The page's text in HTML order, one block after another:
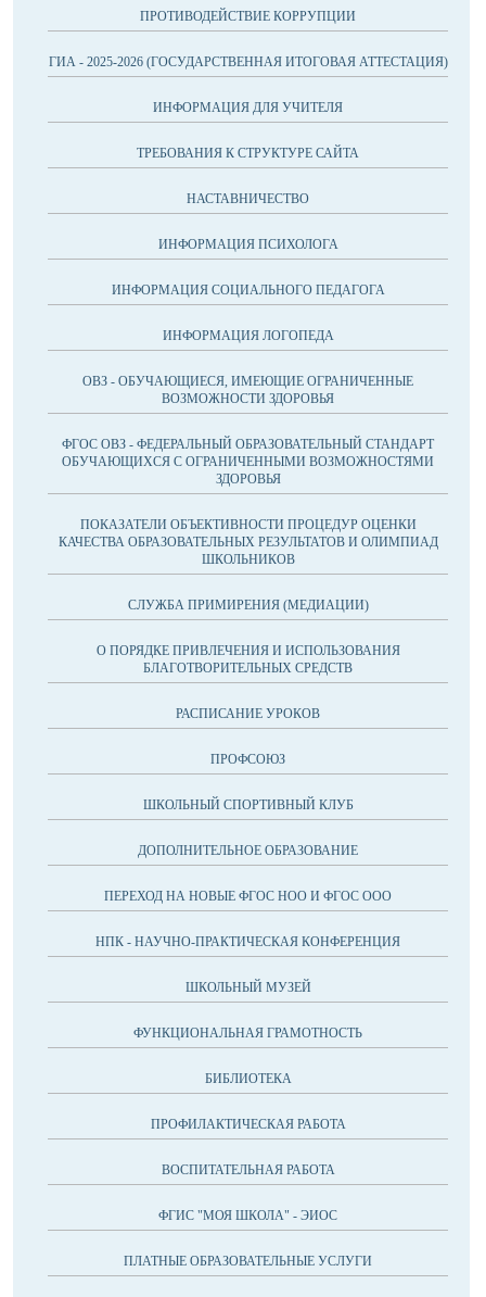
ПРОТИВОДЕЙСТВИЕ КОРРУПЦИИ
ГИА - 2025-2026 (ГОСУДАРСТВЕННАЯ ИТОГОВАЯ АТТЕСТАЦИЯ)
ИНФОРМАЦИЯ ДЛЯ УЧИТЕЛЯ
ТРЕБОВАНИЯ К СТРУКТУРЕ САЙТА
НАСТАВНИЧЕСТВО
ИНФОРМАЦИЯ ПСИХОЛОГА
ИНФОРМАЦИЯ СОЦИАЛЬНОГО ПЕДАГОГА
ИНФОРМАЦИЯ ЛОГОПЕДА
ОВЗ - ОБУЧАЮЩИЕСЯ, ИМЕЮЩИЕ ОГРАНИЧЕННЫЕ
ВОЗМОЖНОСТИ ЗДОРОВЬЯ
ФГОС ОВЗ - ФЕДЕРАЛЬНЫЙ ОБРАЗОВАТЕЛЬНЫЙ СТАНДАРТ
ОБУЧАЮЩИХСЯ С ОГРАНИЧЕННЫМИ ВОЗМОЖНОСТЯМИ
ЗДОРОВЬЯ
ПОКАЗАТЕЛИ ОБЪЕКТИВНОСТИ ПРОЦЕДУР ОЦЕНКИ
КАЧЕСТВА ОБРАЗОВАТЕЛЬНЫХ РЕЗУЛЬТАТОВ И ОЛИМПИАД
ШКОЛЬНИКОВ
СЛУЖБА ПРИМИРЕНИЯ (МЕДИАЦИИ)
О ПОРЯДКЕ ПРИВЛЕЧЕНИЯ И ИСПОЛЬЗОВАНИЯ
БЛАГОТВОРИТЕЛЬНЫХ СРЕДСТВ
РАСПИСАНИЕ УРОКОВ
ПРОФСОЮЗ
ШКОЛЬНЫЙ СПОРТИВНЫЙ КЛУБ
ДОПОЛНИТЕЛЬНОЕ ОБРАЗОВАНИЕ
ПЕРЕХОД НА НОВЫЕ ФГОС НОО И ФГОС ООО
НПК - НАУЧНО-ПРАКТИЧЕСКАЯ КОНФЕРЕНЦИЯ
ШКОЛЬНЫЙ МУЗЕЙ
ФУНКЦИОНАЛЬНАЯ ГРАМОТНОСТЬ
БИБЛИОТЕКА
ПРОФИЛАКТИЧЕСКАЯ РАБОТА
ВОСПИТАТЕЛЬНАЯ РАБОТА
ФГИС "МОЯ ШКОЛА" - ЭИОС
ПЛАТНЫЕ ОБРАЗОВАТЕЛЬНЫЕ УСЛУГИ